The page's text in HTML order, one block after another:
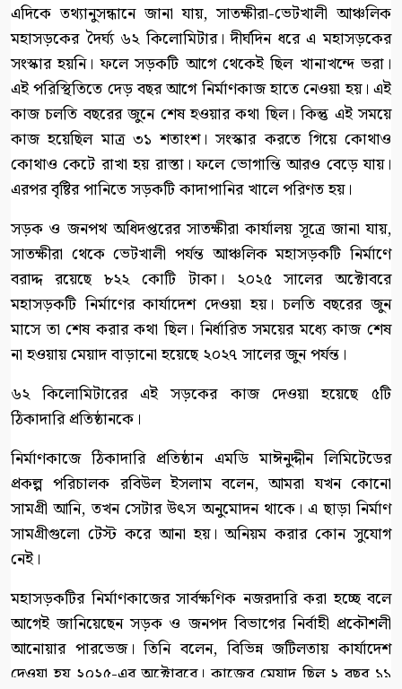
এদিকে তথ্যানুসন্ধানে জানা যায়, সাতক্ষীরা-ভেটখালী আঞ্চলিক
মহাসড়কের দৈর্ঘ্য ৬২ কিলোমিটার। দীর্ঘদিন ধরে এ মহাসড়কের
সংস্কার হয়নি। ফলে সড়কটি আগে থেকেই ছিল খানাখন্দে ভরা।
এই পরিস্থিতিতে দেড় বছর আগে নির্মাণকাজ হাতে নেওয়া হয়। এই
কাজ চলতি বছরের জুনে শেষ হওয়ার কথা ছিল। কিন্তু এই সময়ে
কাজ হয়েছিল মাত্র ৩১ শতাংশ। সংস্কার করতে গিয়ে কোথাও
কোথাও কেটে রাখা হয় রাস্তা। ফলে ভোগান্তি আরও বেড়ে যায়।
এরপর বৃষ্টির পানিতে সড়কটি কাদাপানির খালে পরিণত হয়।
সড়ক ও জনপথ অধিদপ্তরের সাতক্ষীরা কার্যালয় সূত্রে জানা যায়,
সাতক্ষীরা থেকে ভেটখালী পর্যন্ত আঞ্চলিক মহাসড়কটি নির্মাণে
বরাদ্দ রয়েছে ৮২২ কোটি টাকা। ২০২৫ সালের অক্টোবরে
মহাসড়কটি নির্মাণের কার্যাদেশ দেওয়া হয়। চলতি বছরের জুন
মাসে তা শেষ করার কথা ছিল। নির্ধারিত সময়ের মধ্যে কাজ শেষ
না হওয়ায় মেয়াদ বাড়ানো হয়েছে ২০২৭ সালের জুন পর্যন্ত।
৬২ কিলোমিটারের এই সড়কের কাজ দেওয়া হয়েছে ৫টি
ঠিকাদারি প্রতিষ্ঠানকে।
নির্মাণকাজে ঠিকাদারি প্রতিষ্ঠান এমডি মাঈনুদ্দীন লিমিটেডের
প্রকল্প পরিচালক রবিউল ইসলাম বলেন, আমরা যখন কোনো
সামগ্রী আনি, তখন সেটার উৎস অনুমোদন থাকে। এ ছাড়া নির্মাণ
সামগ্রীগুলো টেস্ট করে আনা হয়। অনিয়ম করার কোন সুযোগ
নেই।
মহাসড়কটির নির্মাণকাজের সার্বক্ষণিক নজরদারি করা হচ্ছে বলে
আগেই জানিয়েছেন সড়ক ও জনপদ বিভাগের নির্বাহী প্রকৌশলী
আনোয়ার পারভেজ। তিনি বলেন, বিভিন্ন জটিলতায় কার্যাদেশ
দেওয়া হয় ২০২৫-এর অক্টোবরে। কাজের মেয়াদ ছিল ২ বছর ১১